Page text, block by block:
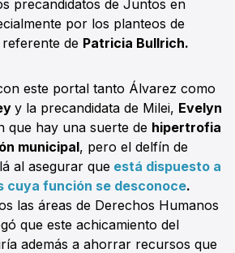
precandidatos de Juntos en
por los planteos de
referente de Patricia Bullrich.
este portal tanto Álvarez como
y la precandidata de Milei, Evelyn
que hay una suerte de hipertrofia
municipal, pero el delfín de
al asegurar que está dispuesto a
cuya función se desconoce.
las áreas de Derechos Humanos
que este achicamiento del
además a ahorrar recursos que